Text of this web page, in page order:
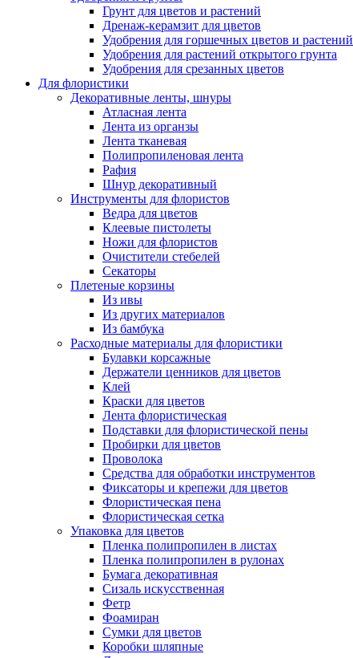
Грунт для цветов и растений
Дренаж-керамзит для цветов
Удобрения для горшечных цветов и растений
Удобрения для растений открытого грунта
Удобрения для срезанных цветов
Для флористики
Декоративные ленты, шнуры
Атласная лента
Лента из органзы
Лента тканевая
Полипропиленовая лента
Рафия
Шнур декоративный
Инструменты для флористов
Ведра для цветов
Клеевые пистолеты
Ножи для флористов
Очистители стебелей
Секаторы
Плетеные корзины
Из ивы
Из других материалов
Из бамбука
Расходные материалы для флористики
Булавки корсажные
Держатели ценников для цветов
Клей
Краски для цветов
Лента флористическая
Подставки для флористической пены
Пробирки для цветов
Проволока
Средства для обработки инструментов
Фиксаторы и крепежи для цветов
Флористическая пена
Флористическая сетка
Упаковка для цветов
Пленка полипропилен в листах
Пленка полипропилен в рулонах
Бумага декоративная
Сизаль искусственная
Фетр
Фоамиран
Сумки для цветов
Коробки шляпные